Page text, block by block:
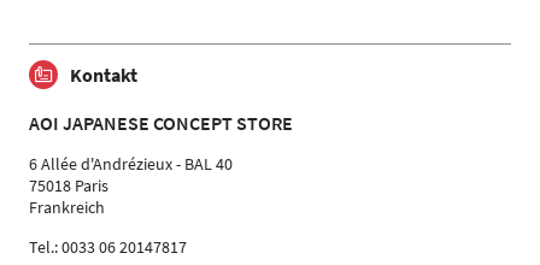
Kontakt
AOI JAPANESE CONCEPT STORE
6 Allée d'Andrézieux - BAL 40
75018 Paris
Frankreich
Tel.: 0033 06 20147817